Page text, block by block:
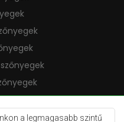
a legmagasabb szintű